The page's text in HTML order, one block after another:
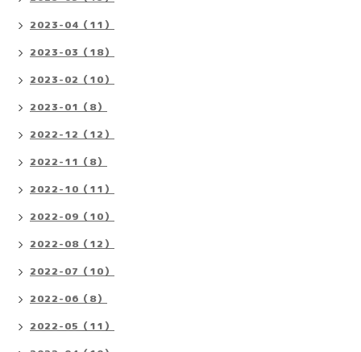
2023-04（11）
2023-03（18）
2023-02（10）
2023-01（8）
2022-12（12）
2022-11（8）
2022-10（11）
2022-09（10）
2022-08（12）
2022-07（10）
2022-06（8）
2022-05（11）